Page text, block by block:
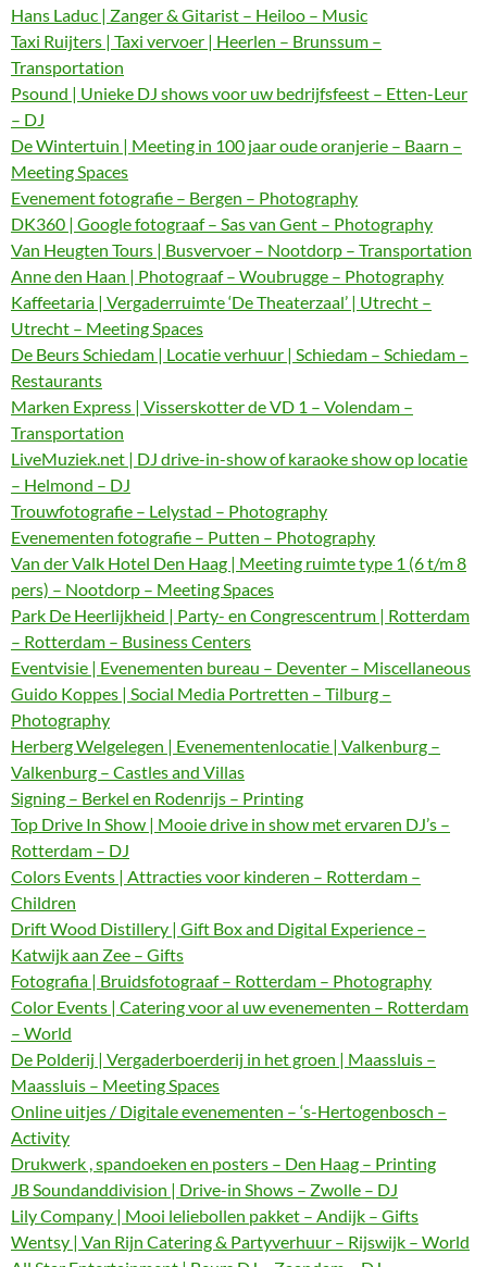
Hans Laduc | Zanger & Gitarist – Heiloo – Music
Taxi Ruijters | Taxi vervoer | Heerlen – Brunssum –
Transportation
Psound | Unieke DJ shows voor uw bedrijfsfeest – Etten-Leur
– DJ
De Wintertuin | Meeting in 100 jaar oude oranjerie – Baarn –
Meeting Spaces
Evenement fotografie – Bergen – Photography
DK360 | Google fotograaf – Sas van Gent – Photography
Van Heugten Tours | Busvervoer – Nootdorp – Transportation
Anne den Haan | Photograaf – Woubrugge – Photography
Kaffeetaria | Vergaderruimte ‘De Theaterzaal’ | Utrecht –
Utrecht – Meeting Spaces
De Beurs Schiedam | Locatie verhuur | Schiedam – Schiedam –
Restaurants
Marken Express | Visserskotter de VD 1 – Volendam –
Transportation
LiveMuziek.net | DJ drive-in-show of karaoke show op locatie
– Helmond – DJ
Trouwfotografie – Lelystad – Photography
Evenementen fotografie – Putten – Photography
Van der Valk Hotel Den Haag | Meeting ruimte type 1 (6 t/m 8
pers) – Nootdorp – Meeting Spaces
Park De Heerlijkheid | Party- en Congrescentrum | Rotterdam
– Rotterdam – Business Centers
Eventvisie | Evenementen bureau – Deventer – Miscellaneous
Guido Koppes | Social Media Portretten – Tilburg –
Photography
Herberg Welgelegen | Evenementenlocatie | Valkenburg –
Valkenburg – Castles and Villas
Signing – Berkel en Rodenrijs – Printing
Top Drive In Show | Mooie drive in show met ervaren DJ’s –
Rotterdam – DJ
Colors Events | Attracties voor kinderen – Rotterdam –
Children
Drift Wood Distillery | Gift Box and Digital Experience –
Katwijk aan Zee – Gifts
Fotografia | Bruidsfotograaf – Rotterdam – Photography
Color Events | Catering voor al uw evenementen – Rotterdam
– World
De Polderij | Vergaderboerderij in het groen | Maassluis –
Maassluis – Meeting Spaces
Online uitjes / Digitale evenementen – ‘s-Hertogenbosch –
Activity
Drukwerk , spandoeken en posters – Den Haag – Printing
JB Soundanddivision | Drive-in Shows – Zwolle – DJ
Lily Company | Mooi leliebollen pakket – Andijk – Gifts
Wentsy | Van Rijn Catering & Partyverhuur – Rijswijk – World